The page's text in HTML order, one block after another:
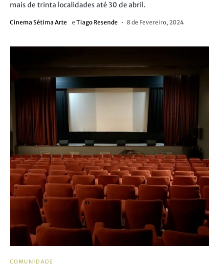
mais de trinta localidades até 30 de abril.
Cinema Sétima Arte e Tiago Resende 8 de Fevereiro, 2024
COMUNIDADE